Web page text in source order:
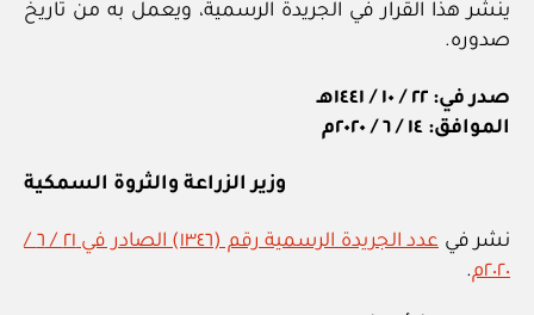
ينشر هذا القرار في الجريدة الرسمية، ويعمل به من تاريخ
صدوره.
صدر في: ٢٢ / ١٠ / ١٤٤١هـ
الموافق: ١٤ / ٦ / ٢٠٢٠م
وزير الزراعة والثروة السمكية
نشر في
عدد الجريدة الرسمية رقم (١٣٤٦) الصادر في ٢١ / ٦ /
٢٠٢٠م
.